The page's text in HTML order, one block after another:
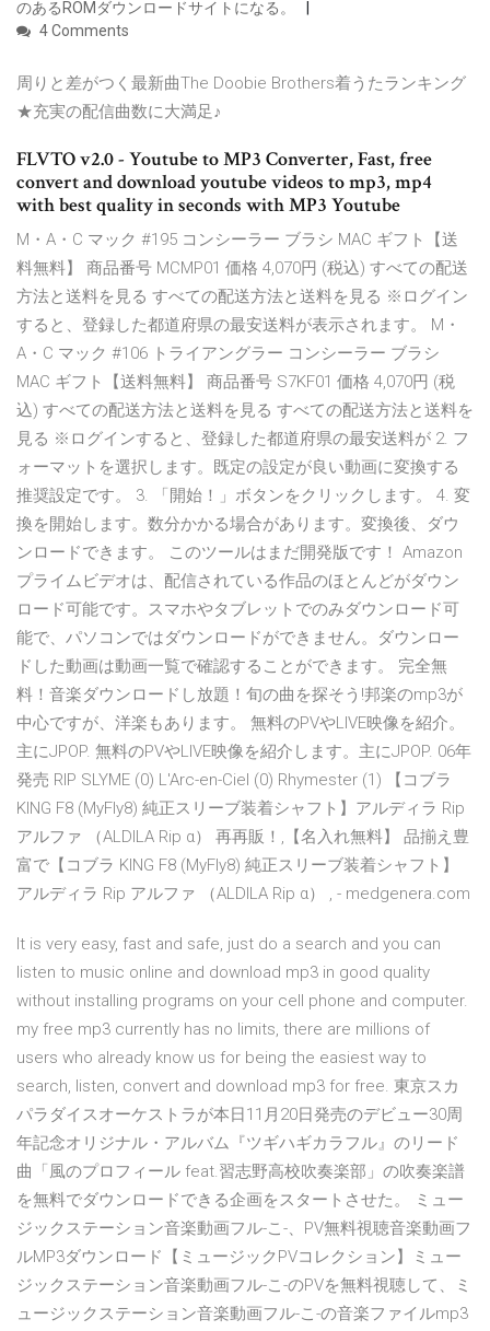
のあるROMダウンロードサイトになる。
4 Comments
周りと差がつく最新曲The Doobie Brothers着うたランキング
★充実の配信曲数に大満足♪
FLVTO v2.0 - Youtube to MP3 Converter, Fast, free
convert and download youtube videos to mp3, mp4
with best quality in seconds with MP3 Youtube
M・A・C マック #195 コンシーラー ブラシ MAC ギフト【送
料無料】 商品番号 MCMP01 価格 4,070円 (税込) すべての配送
方法と送料を見る すべての配送方法と送料を見る ※ログイン
すると、登録した都道府県の最安送料が表示されます。 M・
A・C マック #106 トライアングラー コンシーラー ブラシ
MAC ギフト【送料無料】 商品番号 S7KF01 価格 4,070円 (税
込) すべての配送方法と送料を見る すべての配送方法と送料を
見る ※ログインすると、登録した都道府県の最安送料が 2. フ
ォーマットを選択します。既定の設定が良い動画に変換する
推奨設定です。 3. 「開始！」ボタンをクリックします。 4. 変
換を開始します。数分かかる場合があります。変換後、ダウ
ンロードできます。 このツールはまだ開発版です！ Amazon
プライムビデオは、配信されている作品のほとんどがダウン
ロード可能です。スマホやタブレットでのみダウンロード可
能で、パソコンではダウンロードができません。ダウンロー
ドした動画は動画一覧で確認することができます。 完全無
料！音楽ダウンロードし放題！旬の曲を探そう!邦楽のmp3が
中心ですが、洋楽もあります。 無料のPVやLIVE映像を紹介。
主にJPOP. 無料のPVやLIVE映像を紹介します。主にJPOP. 06年
発売 RIP SLYME (0) L'Arc-en-Ciel (0) Rhymester (1) 【コブラ
KING F8 (MyFly8) 純正スリーブ装着シャフト】アルディラ Rip
アルファ （ALDILA Rip α） 再再販！,【名入れ無料】 品揃え豊
富で【コブラ KING F8 (MyFly8) 純正スリーブ装着シャフト】
アルディラ Rip アルファ （ALDILA Rip α） , - medgenera.com
It is very easy, fast and safe, just do a search and you can
listen to music online and download mp3 in good quality
without installing programs on your cell phone and computer.
my free mp3 currently has no limits, there are millions of
users who already know us for being the easiest way to
search, listen, convert and download mp3 for free. 東京スカ
パラダイスオーケストラが本日11月20日発売のデビュー30周
年記念オリジナル・アルバム『ツギハギカラフル』のリード
曲「風のプロフィール feat.習志野高校吹奏楽部」の吹奏楽譜
を無料でダウンロードできる企画をスタートさせた。 ミュー
ジックステーション音楽動画フル-こ-、PV無料視聴音楽動画フ
ルMP3ダウンロード【ミュージックPVコレクション】ミュー
ジックステーション音楽動画フル-こ-のPVを無料視聴して、ミ
ュージックステーション音楽動画フル-こ-の音楽ファイルmp3